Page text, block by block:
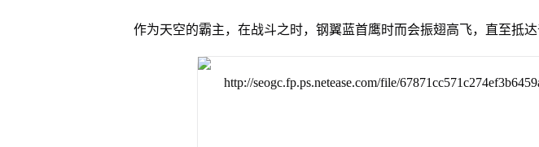
作为天空的霸主，在战斗之时，钢翼蓝首鹰时而会振翅高飞，直至抵达